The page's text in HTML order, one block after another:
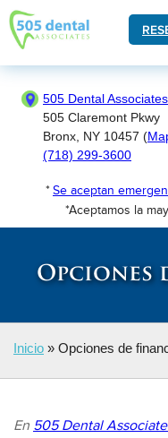
505 Dental Associates
505 Claremont Pkwy
Bronx, NY 10457 (
(718) 299-3600
* Se aceptan
*Aceptamos la
Opciones
Inicio » Opciones de
En 505 Dental